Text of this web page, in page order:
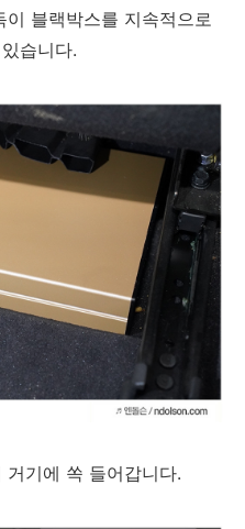
블랙박스를 지속적으로
습니다.
기에 쏙 들어갑니다.